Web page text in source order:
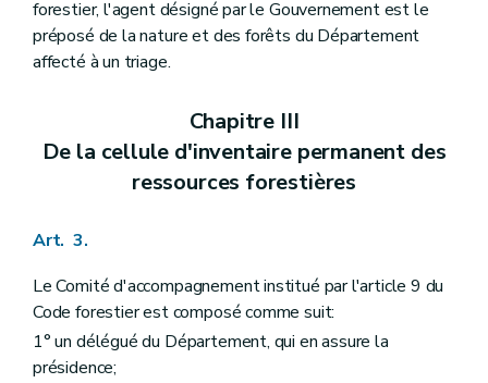
forestier, l'agent désigné par le Gouvernement est le
préposé de la nature et des forêts du Département
affecté à un triage.
Chapitre III
De la cellule d'inventaire permanent des
ressources forestières
Art. 3.
Le Comité d'accompagnement institué par l'article 9 du
Code forestier est composé comme suit:
1° un délégué du Département, qui en assure la
présidence;